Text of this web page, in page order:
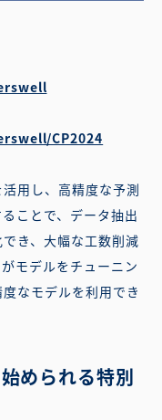
CP2024
用し、高精度な予測
ことで、データ抽出
き、大幅な工数削減
モデルをチューニン
なモデルを利用でき
められる特別